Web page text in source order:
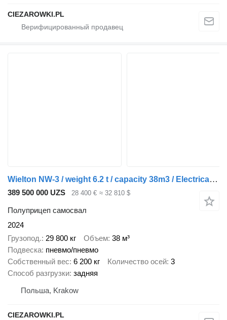
CIEZAROWKI.PL
Wielton NW-3 / weight 6.2 t / capacity 38m3 / Electrically folded roof /
389 500 000 UZS 28 400 € ≈ 32 810 $
Полуприцеп самосвал
2024
Грузопод. 29 800 кг Объем 38 м³
Подвеска пневмо/пневмо
Собственный вес 6 200 кг Количество осей 3
Способ разгрузки задняя
Польша, Krakow
CIEZAROWKI.PL